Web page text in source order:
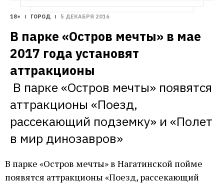
18+ ГОРОД 5 ДЕКАБРЯ 2016
В парке «Остров мечты» в мае
2017 года установят
В парке «Остров мечты» появятся
аттракционы «Поезд,
рассекающий подземку» и «Полет
в мир динозавров»
В парке «Остров мечты» в Нагатинской пойме
появятся аттракционы «Поезд, рассекающий